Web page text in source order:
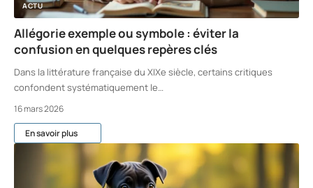
ACTU
Allégorie exemple ou symbole : éviter la
confusion en quelques repères clés
Dans la littérature française du XIXe siècle, certains critiques
confondent systématiquement le…
16 mars 2026
En savoir plus